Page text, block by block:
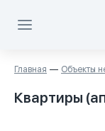
Главная Объекты
Квартиры